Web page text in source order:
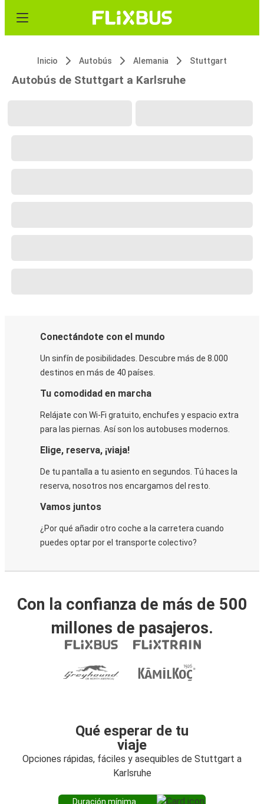
Inicio Autobús Alemania Stuttgart
Autobús de Stuttgart a Karlsruhe
Conectándote con el mundo
Un sinfín de posibilidades. Descubre más de 8.000
destinos en más de 40 países.
Tu comodidad en marcha
Relájate con Wi-Fi gratuito, enchufes y espacio extra
para las piernas. Así son los autobuses modernos.
Elige, reserva, ¡viaja!
De tu pantalla a tu asiento en segundos. Tú haces la
reserva, nosotros nos encargamos del resto.
Vamos juntos
¿Por qué añadir otro coche a la carretera cuando
puedes optar por el transporte colectivo?
Con la confianza de más de 500
millones de pasajeros.
Qué esperar de tu
viaje
Opciones rápidas, fáciles y asequibles de Stuttgart a
Karlsruhe
Duración mínima